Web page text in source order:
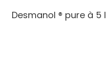
Desmanol ® pure à 5 l